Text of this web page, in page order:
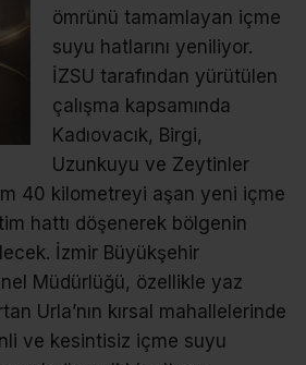
ömrünü tamamlayan içme
suyu hatlarını yeniliyor.
İZSU tarafından yürütülen
çalışma kapsamında
Kadıovacık, Birgi,
Uzunkuyu ve Zeytinler
40 kilometreyi aşan yeni içme
hattı döşenerek bölgenin
İzmir Büyükşehir
Müdürlüğü, özellikle yaz
Urla’nın kırsal mahallelerinde
ve kesintisiz içme suyu